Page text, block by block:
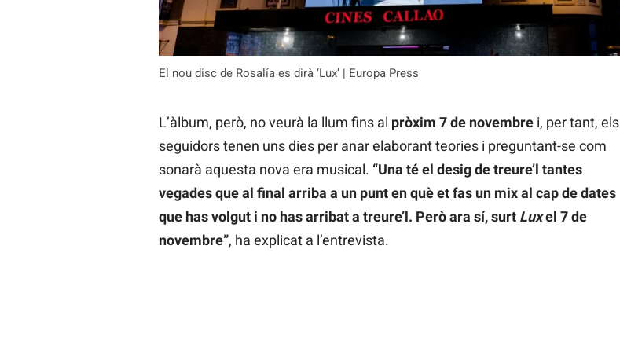
El nou disc de Rosalía es dirà ‘Lux’ | Europa Press
L’àlbum, però, no veurà la llum fins al pròxim 7 de novembrei, per tant, els
seguidors tenen uns dies per anar elaborant teories i preguntant-se com
sonarà aquesta nova era musical. “Una té el desig de treure’l tantes
vegades que al final arriba a un punt en què et fas un mix al cap de dates
que has volgut i no has arribat a treure’l. Però ara sí, surt Luxel 7 de
novembre”, ha explicat a l’entrevista.